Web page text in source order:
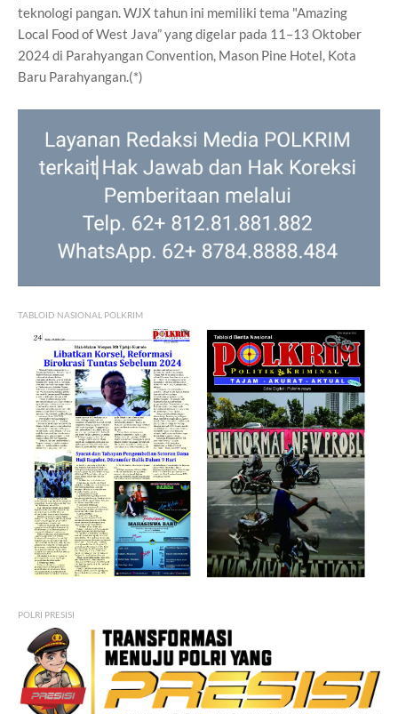
teknologi pangan. WJX tahun ini memiliki tema "Amazing
Local Food of West Java” yang digelar pada 11–13 Oktober
2024 di Parahyangan Convention, Mason Pine Hotel, Kota
Baru Parahyangan.(*)
TABLOID NASIONAL POLKRIM
POLRI PRESISI